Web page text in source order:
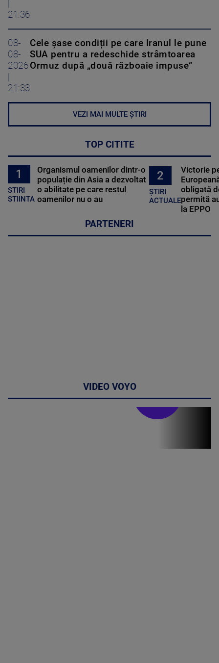
21:36
08-
08-
2026
21:33
Cele șase condiții pe care Iranul le pune
SUA pentru a redeschide strâmtoarea
Ormuz după „două războaie impuse”
VEZI MAI MULTE ȘTIRI
TOP CITITE
1
STIRI
STIINTA
Organismul oamenilor dintr-o
populație din Asia a dezvoltat
o abilitate pe care restul
oamenilor nu o au
2
ȘTIRI
ACTUALE
Victorie
obligată
permită
la EPPO
PARTENERI
VIDEO VOYO